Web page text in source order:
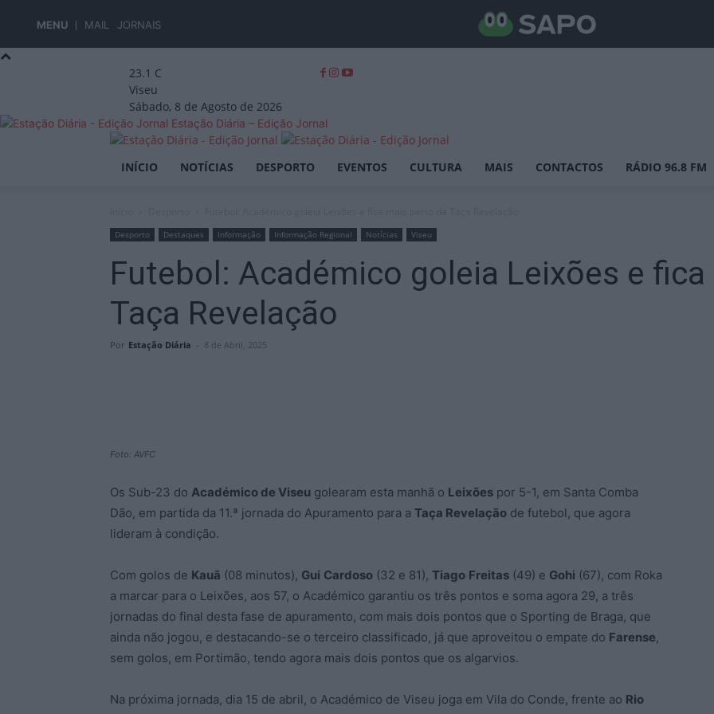
MENU MAIL JORNAIS
23.1 C
Viseu
Sábado, 8 de Agosto de 2026
Estação Diária – Edição Jornal
INÍCIO NOTÍCIAS DESPORTO EVENTOS CULTURA MAIS CONTACTOS RÁDIO 96.8 FM
Desporto Destaques Informação Informação Regional Notícias Viseu
Futebol: Académico goleia Leixões e
Taça Revelação
Por Estação Diária - 8 de Abril, 2025
Foto: AVFC
Os Sub-23 do Académico de Viseu golearam esta manhã o Leixões por 5-1, em Santa Comba
Dão, em partida da 11.ª jornada do Apuramento para a Taça Revelação de futebol, que agora
lideram à condição.
Com golos de Kauã (08 minutos), Gui Cardoso (32 e 81), Tiago Freitas (49) e Gohi (67), com Roka
a marcar para o Leixões, aos 57, o Académico garantiu os três pontos e soma agora 29, a três
jornadas do final desta fase de apuramento, com mais dois pontos que o Sporting de Braga, que
ainda não jogou, e destacando-se o terceiro classificado, já que aproveitou o empate do Farense,
sem golos, em Portimão, tendo agora mais dois pontos que os algarvios.
Na próxima jornada, dia 15 de abril, o Académico de Viseu joga em Vila do Conde, frente ao Rio